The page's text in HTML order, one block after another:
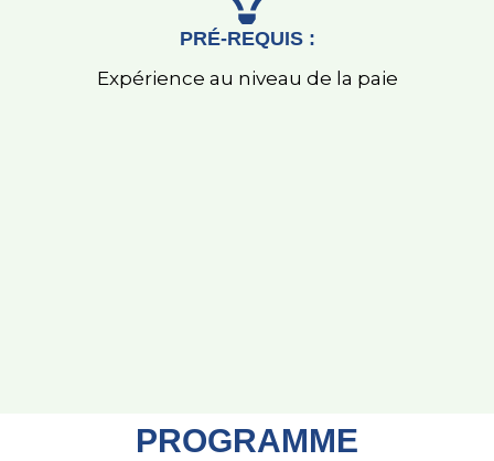
PRÉ-REQUIS :
Expérience au niveau de la paie
PROGRAMME